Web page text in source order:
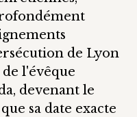
de Lyon
l'évêque
devenant le
sa date exacte